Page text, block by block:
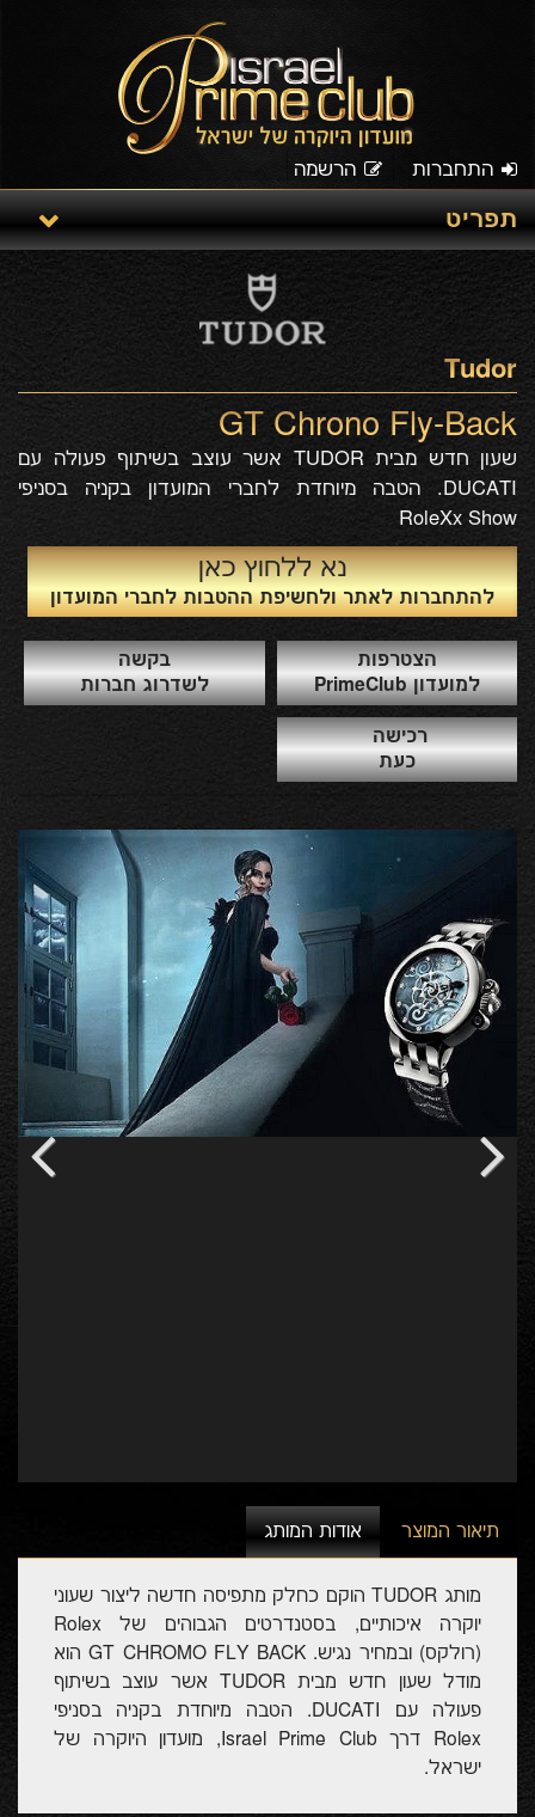
התחברות הרשמה
תפריט
Tudor
GT Chrono Fly-Back
שעון חדש מבית TUDOR אשר עוצב בשיתוף פעולה עם
DUCATI. הטבה מיוחדת לחברי המועדון בקניה בסניפי
RoleXx Show
נא ללחוץ כאן
להתחברות לאתר ולחשיפת ההטבות לחברי המועדון
הצטרפות
למועדון PrimeClub
בקשה
לשדרוג חברות
רכישה
כעת
תיאור המוצר אודות המותג
מותג TUDOR הוקם כחלק מתפיסה חדשה ליצור שעוני
יוקרה איכותיים, בסטנדרטים הגבוהים של Rolex
(רולקס) ובמחיר נגיש. GT CHROMO FLY BACK הוא
מודל שעון חדש מבית TUDOR אשר עוצב בשיתוף
פעולה עם DUCATI. הטבה מיוחדת בקניה בסניפי
Rolex דרך Israel Prime Club, מועדון היוקרה של
ישראל.